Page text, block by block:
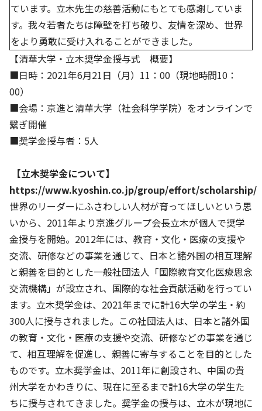
ています。立木先生の慈善活動にもとても感謝していま
す。我々若者たちは障壁を打ち破り、友情を深め、世界
をより勇敢に受け入れることができました。
【清華大学・立木奨学金授与式 概要】
■日時：2021年6月21日（月）11：00（現地時間10：
00）
■会場：京進と清華大学（社会科学学院）をオンラインで
繋ぎ開催
■奨学金授与者：5人
【立木奨学金について】
https://www.kyoshin.co.jp/group/effort/scholarship/
世界のリーダーにふさわしい人材が育ってほしいという思
いから、2011年より京進グループ会長立木が個人で奨学
金授与を開始。2012年には、教育・文化・医療の支援や
交流、研修などの事業を通じて、日本と諸外国の相互理解
と親善を目的とした一般社団法人「国際教育文化医療思念
交流機構」が設立され、国際的な社会貢献活動を行ってい
ます。立木奨学金は、2021年までに計16大学の学生・約
300人に授与されました。この社団法人は、日本と諸外国
の教育・文化・医療の支援や交流、研修などの事業を通じ
て、相互理解を促進し、親善に寄与することを目的とした
ものです。立木奨学金は、2011年に創設され、中国の貴
州大学をかわきりに、現在に至るまで計16大学の学生た
ちに授与されてきました。奨学金の授与は、立木が現地に